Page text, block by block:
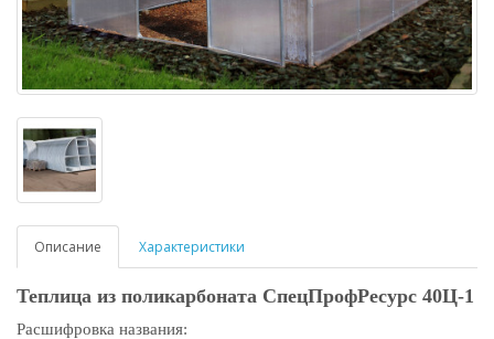
Описание Характеристики
Теплица из поликарбоната СпецПрофРесурс 40Ц-1
Расшифровка названия: